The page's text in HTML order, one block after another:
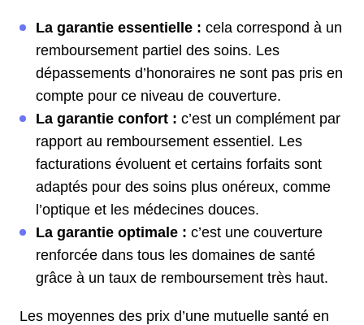
La garantie essentielle : cela correspond à un
remboursement partiel des soins. Les
dépassements d’honoraires ne sont pas pris en
compte pour ce niveau de couverture.
La garantie confort : c’est un complément par
rapport au remboursement essentiel. Les
facturations évoluent et certains forfaits sont
adaptés pour des soins plus onéreux, comme
l’optique et les médecines douces.
La garantie optimale : c’est une couverture
renforcée dans tous les domaines de santé
grâce à un taux de remboursement très haut.
Les moyennes des prix d’une mutuelle santé en